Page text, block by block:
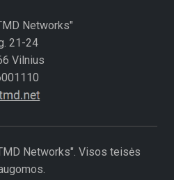
Networks"
21-24
Vilnius
Networks". Visos teisės